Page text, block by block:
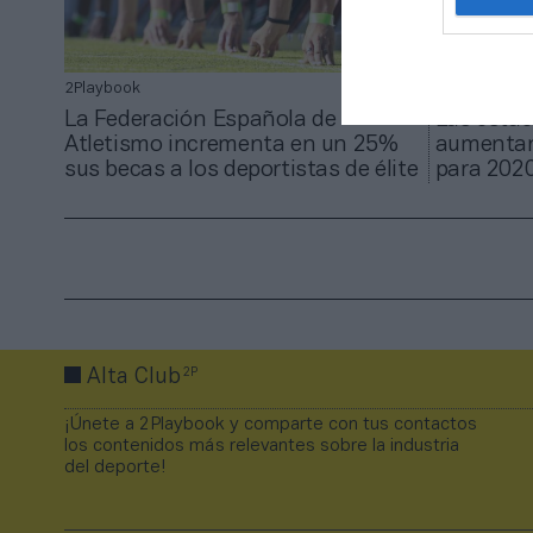
2Playbook
La Federación Española de
Atletismo incrementa en un 25%
sus becas a los deportistas de élite
Las
para
Alta Club2P
¡Únete a 2Playbook y comparte con tus contactos
los contenidos más relevantes sobre la industria
del deporte!